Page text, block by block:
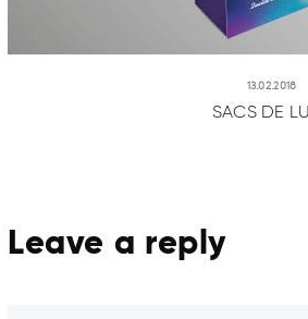
13.02.2018
SACS DE
Leave a reply